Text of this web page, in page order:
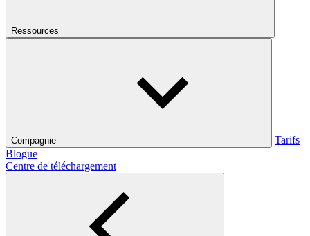
Ressources
Compagnie
Tarifs
Blogue
Centre de téléchargement